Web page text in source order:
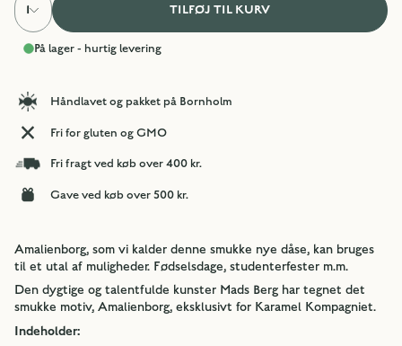
1 TILFØJ TIL KURV
På lager - hurtig levering
Håndlavet og pakket på Bornholm
Fri for gluten og GMO
Fri fragt ved køb over 400 kr.
Gave ved køb over 500 kr.
Amalienborg, som vi kalder denne smukke nye dåse, kan bruges
til et utal af muligheder. Fødselsdage, studenterfester m.m.
Den dygtige og talentfulde kunster Mads Berg har tegnet det
smukke motiv, Amalienborg, eksklusivt for Karamel Kompagniet.
Indeholder: